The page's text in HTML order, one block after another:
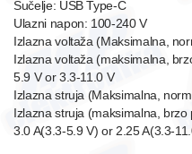
Sučelje: USB Type-C
Ulazni napon: 100-240 V
Izlazna voltaža (Maksimalna,
Izlazna voltaža (maksimalna,
5.9 V or 3.3-11.0 V
Izlazna struja (Maksimalna,
Izlazna struja (maksimalna,
3.0 A(3.3-5.9 V) or 2.25 A(3.3-